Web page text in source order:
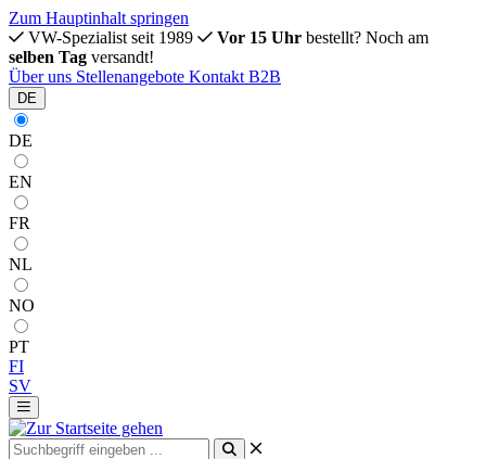
Zum Hauptinhalt springen
VW-Spezialist seit 1989
Vor 15 Uhr bestellt? Noch am
selben Tag versandt!
Über uns Stellenangebote Kontakt B2B
DE
DE
EN
FR
NL
NO
PT
FI
SV